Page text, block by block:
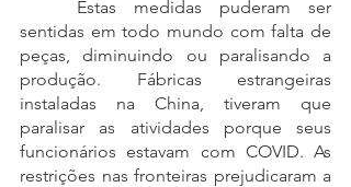
sentidas em todo mundo com falta de
peças, diminuindo ou paralisando a
produção. Fábricas estrangeiras
instaladas na China, tiveram que
paralisar as atividades porque seus
funcionários estavam com COVID. As
restrições nas fronteiras prejudicaram a